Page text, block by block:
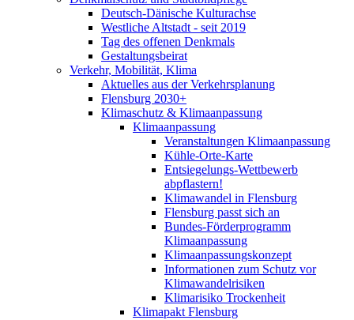
Deutsch-Dänische Kulturachse
Westliche Altstadt - seit 2019
Tag des offenen Denkmals
Gestaltungsbeirat
Verkehr, Mobilität, Klima
Aktuelles aus der Verkehrsplanung
Flensburg 2030+
Klimaschutz & Klimaanpassung
Klimaanpassung
Veranstaltungen Klimaanpassung
Kühle-Orte-Karte
Entsiegelungs-Wettbewerb
abpflastern!
Klimawandel in Flensburg
Flensburg passt sich an
Bundes-Förderprogramm
Klimaanpassung
Klimaanpassungskonzept
Informationen zum Schutz vor
Klimawandelrisiken
Klimarisiko Trockenheit
Klimapakt Flensburg